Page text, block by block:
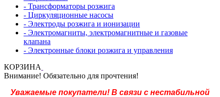
- Трансформаторы розжига
- Циркуляционные насосы
- Электроды розжига и ионизации
- Электромагниты, электромагнитные и газовые
клапана
- Электронные блоки розжига и управления
КОРЗИНА
Внимание! Обязательно для прочтения!
Уважаемые покупатели! В связи с нестабильной